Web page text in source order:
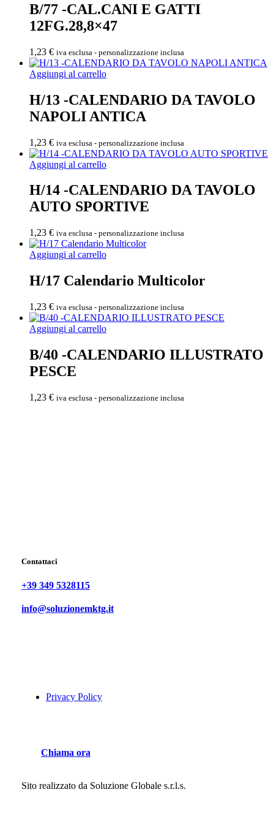
B/77 -CAL.CANI E GATTI
12FG.28,8×47
1,23 € iva esclusa - personalizzazione inclusa
Aggiungi al carrello
H/13 -CALENDARIO DA TAVOLO
NAPOLI ANTICA
1,23 € iva esclusa - personalizzazione inclusa
Aggiungi al carrello
H/14 -CALENDARIO DA TAVOLO
AUTO SPORTIVE
1,23 € iva esclusa - personalizzazione inclusa
Aggiungi al carrello
H/17 Calendario Multicolor
1,23 € iva esclusa - personalizzazione inclusa
Aggiungi al carrello
B/40 -CALENDARIO ILLUSTRATO
PESCE
1,23 € iva esclusa - personalizzazione inclusa
Contattaci
+39 349 5328115
info@soluzionemktg.it
Privacy Policy
Chiama ora
Sito realizzato da Soluzione Globale s.r.l.s.